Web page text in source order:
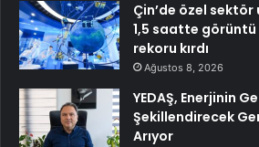
Çin’de özel
1,5 saatte görüntü
rekoru kırdı
Ağustos 8, 2026
YEDAŞ, Enerjinin
Şekillendirecek
Arıyor